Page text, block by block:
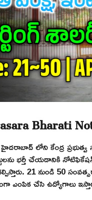
Bharati
లోని కేంద్ర ప్రభుత్వ
భర్తీ చేయడానికి
21 నుండి 50
ఎంపిక చేసి ఉద్యోగాలు